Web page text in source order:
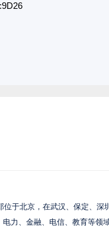
9D26
于北京，在武汉、保定、
力、金融、电信、教育等